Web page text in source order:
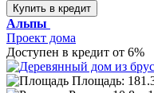
Купить в кредит
Альпы
Проект дома
Доступен в кредит от 6%
Площадь: